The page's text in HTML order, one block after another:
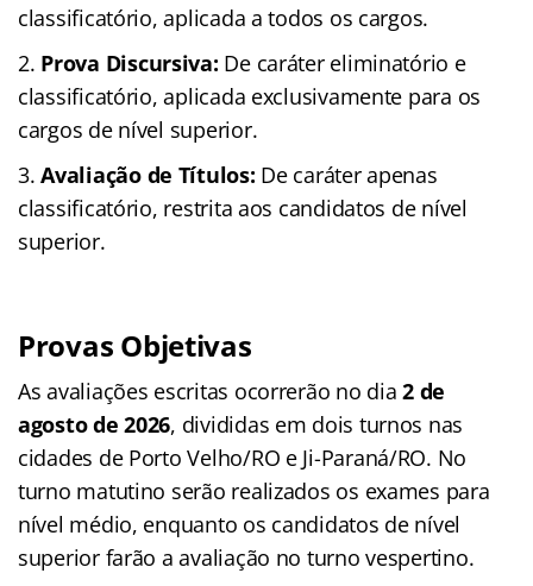
classificatório, aplicada a todos os cargos.
Prova Discursiva: De caráter eliminatório e
classificatório, aplicada exclusivamente para os
cargos de nível superior.
Avaliação de Títulos: De caráter apenas
classificatório, restrita aos candidatos de nível
superior.
Provas Objetivas
As avaliações escritas ocorrerão no dia2 de
agosto de 2026, divididas em dois turnos nas
cidades de Porto Velho/RO e Ji-Paraná/RO. No
turno matutino serão realizados os exames para
nível médio, enquanto os candidatos de nível
superior farão a avaliação no turno vespertino.